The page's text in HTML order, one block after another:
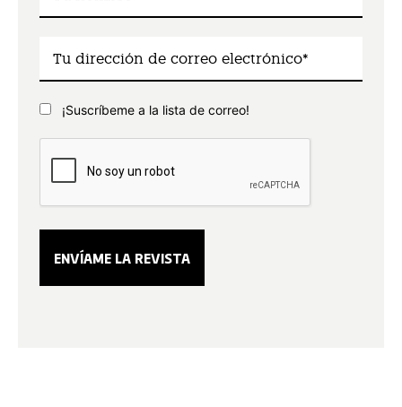
¡Suscríbeme a la lista de correo!